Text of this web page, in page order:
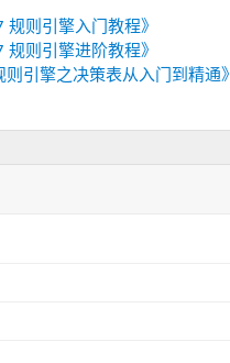
规则引擎入门教程》
规则引擎进阶教程》
则引擎之决策表从入门到精通》